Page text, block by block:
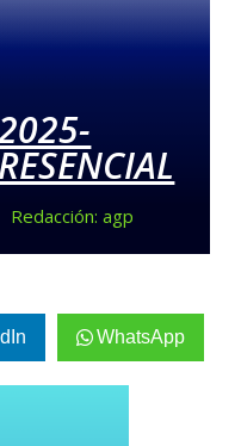
Redacción: agp
WhatsApp